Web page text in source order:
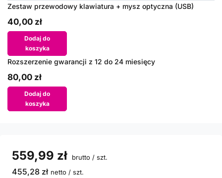
Zestaw przewodowy klawiatura + mysz optyczna (USB)
40,00 zł
Dodaj do
koszyka
Rozszerzenie gwarancji z 12 do 24 miesięcy
80,00 zł
Dodaj do
koszyka
559,99 zł brutto / szt.
455,28 zł netto / szt.